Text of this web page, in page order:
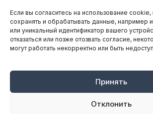
Если вы согласитесь на использование
сохранять и обрабатывать данные, например
или уникальный идентификатор вашего
отказаться или позже отозвать согласие,
могут работать некорректно или быть
Принять
Отклонить
ARTICLES IN ENGLISH
НАВИГАЦИЯ
Оплата онлайн